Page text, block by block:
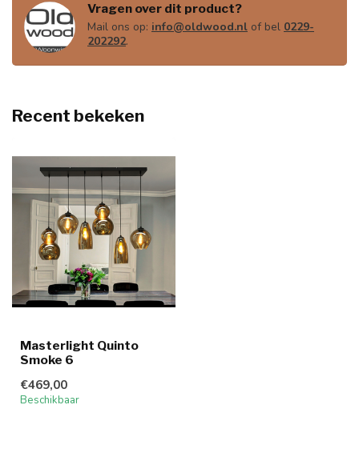
Vragen over dit product?
Mail ons op: info@oldwood.nl of bel 0229-
202292.
Recent bekeken
Masterlight Quinto
Smoke 6
€469,00
Beschikbaar